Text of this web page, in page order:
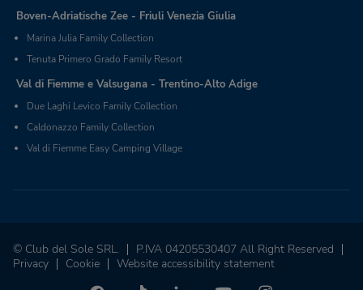
Boven-Adriatische Zee - Friuli Venezia Giulia
Marina Julia Family Collection
Tenuta Primero Grado Family Resort
Val di Fiemme e Valsugana - Trentino-Alto Adige
Due Laghi Levico Family Collection
Caldonazzo Family Collection
Val di Fiemme Easy Camping Village
© Club del Sole SRL.
P.IVA 04205530407 All Right Reserved
Privacy
Cookie Website accessibility statement